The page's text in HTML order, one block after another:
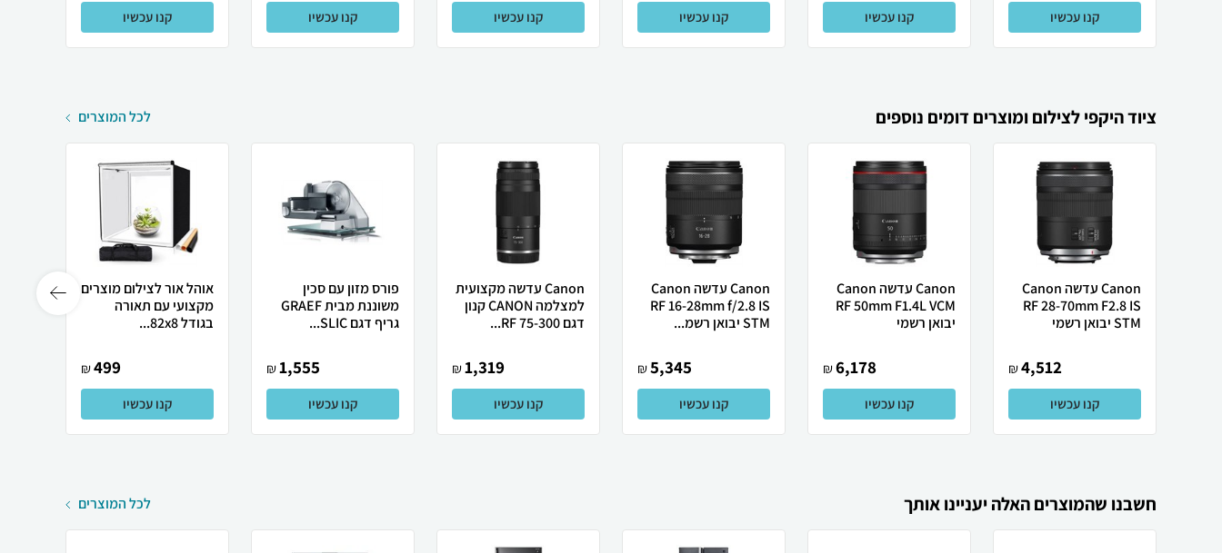
קנו עכשיו קנו עכשיו קנו עכשיו קנו עכשיו קנו עכשיו קנו עכשיו
ציוד היקפי לצילום ומוצרים דומים נוספים לכל המוצרים
Canon עדשה Canon
RF 28-70mm F2.8 IS
STM יבואן רשמי
4,512
₪
קנו עכשיו
Canon ‏עדשה Canon
RF 50mm F1.4L VCM
יבואן רשמי
6,178
₪
קנו עכשיו
Canon עדשה Canon
RF 16-28mm f/2.8 IS
STM יבואן רשמ...
5,345
₪
קנו עכשיו
Canon עדשה מקצועית
למצלמה CANON קנון
דגם RF 75-300...
1,319
₪
קנו עכשיו
פורס מזון עם סכין
משוננת מבית GRAEF
גריף דגם SLIC...
1,555
₪
קנו עכשיו
אוהל אור לצילום מוצרים
מקצועי עם תאורה
בגודל 82x8...
499
₪
קנו עכשיו
חשבנו שהמוצרים האלה יעניינו אותך לכל המוצרים